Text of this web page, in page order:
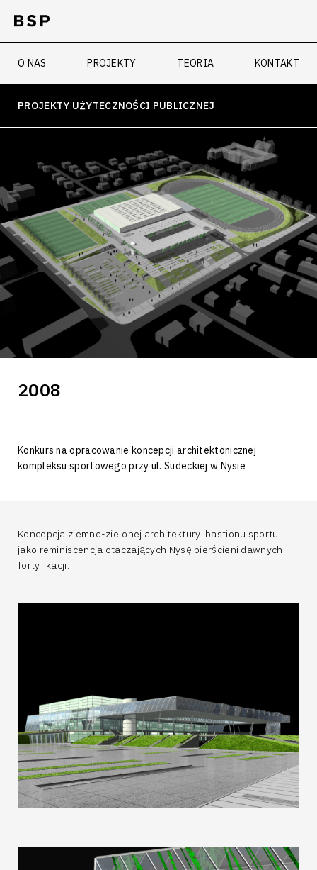
O NAS PROJEKTY TEORIA KONTAKT
PROJEKTY UŻYTECZNOŚCI PUBLICZNEJ
2008
Konkurs na opracowanie koncepcji architektonicznej
kompleksu sportowego przy ul. Sudeckiej w Nysie
Koncepcja ziemno-zielonej architektury 'bastionu sportu'
jako reminiscencja otaczających Nysę pierścieni dawnych
fortyfikacji.